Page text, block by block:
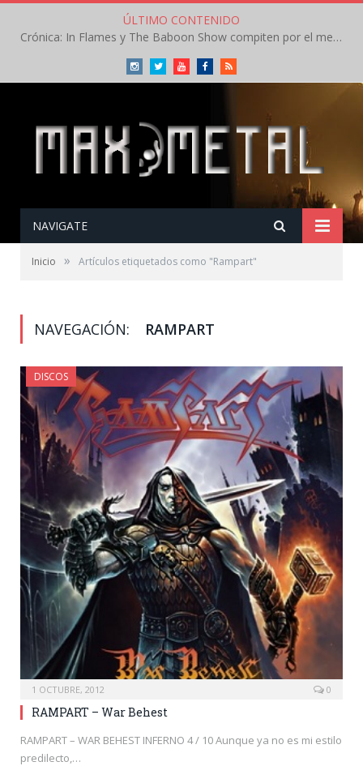
ÚLTIMO CONTENIDO
Crónica: In Flames y The Baboon Show compiten por el mejor concierto del día en el Leyendas del Rock – Viernes – Agosto 2026
InstagramTwitterYoutubeFacebookRSS
NAVIGATE
Inicio » Artículos etiquetados como "Rampart"
NAVEGACIÓN: RAMPART
DISCOS
1 OCTUBRE, 2012 0
RAMPART – War Behest
RAMPART – WAR BEHEST INFERNO 4 / 10 Aunque ya no es mi estilo
predilecto,…